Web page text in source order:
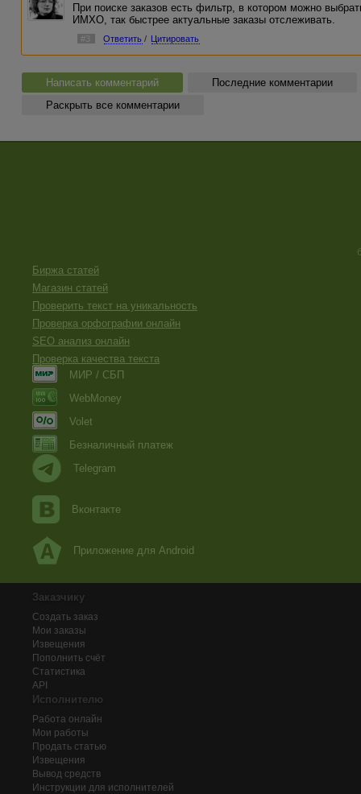
При поиске заказов есть фильтр, в котором можно
ИМХО, так быстрее актуальные заказы отслеживать.
#3 Ответить / Цитировать
Написать комментарий
Последние комментарии
Раскрыть все комментарии
Биржа статей
Магазин статей
Проверить текст на уникальность
Проверка орфографии онлайн
SEO анализ онлайн
Проверка качества текста
МИР / СБП
WebMoney
Volet
Безналичный платеж
Telegram
Вконтакте
Приложение для Android
Заказчику
Создать заказ
Мои заказы
Извещения
Пополнить счёт
Статистика
API
Исполнителю
Работа онлайн
Мои работы
Продать статью
Извещения
Вывод средств
Инструкции для исполнителей